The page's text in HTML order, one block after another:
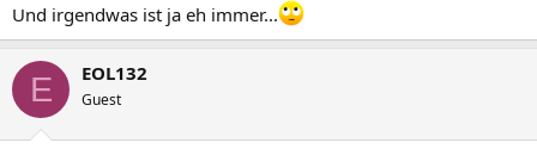
Und irgendwas ist ja eh immer...
E EOL132
Guest